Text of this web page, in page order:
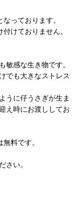
っております。
けておりません。
敏感な生き物です。
でも大きなストレス
うに仔うさぎが生ま
え時にお渡ししてお
料です。
さい。